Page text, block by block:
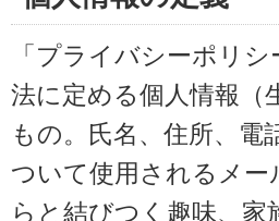
「プライバシーポリ
法に定める個人情報（
もの。氏名、住所、
ついて使用されるメ
らと結びつく趣味、